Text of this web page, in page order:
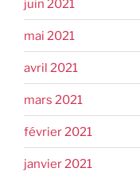
juin 2021
mai 2021
avril 2021
mars 2021
février 2021
janvier 2021